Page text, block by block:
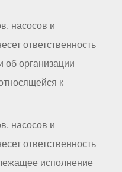
насосов и
ответственность
организации
к
насосов и
ответственность
исполнение